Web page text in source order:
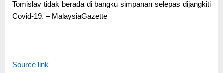
Tomislav tidak berada di bangku simpanan selepas dijangkiti
Covid-19. – MalaysiaGazette
Source link